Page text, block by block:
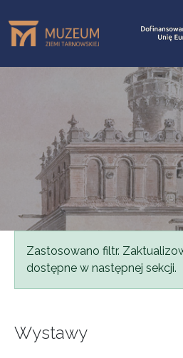
Komunikat
Zastosowano filtr.
dostępne w następnej sekcji.
Wystawy